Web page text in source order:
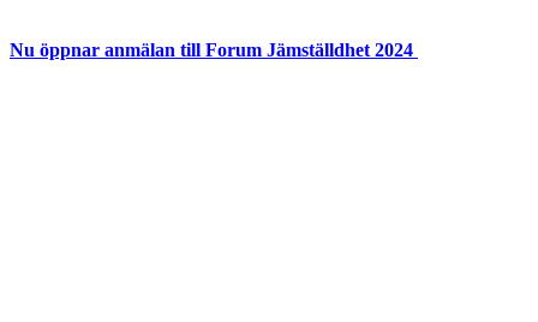
Nu öppnar anmälan till Forum Jämställdhet 2024